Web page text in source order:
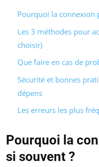
Pourquoi la connexion
Les 3 méthodes pour
choisir)
Que faire en cas de
Sécurité et bonnes
dépens
Les erreurs les plus
Pourquoi la
si souvent ?